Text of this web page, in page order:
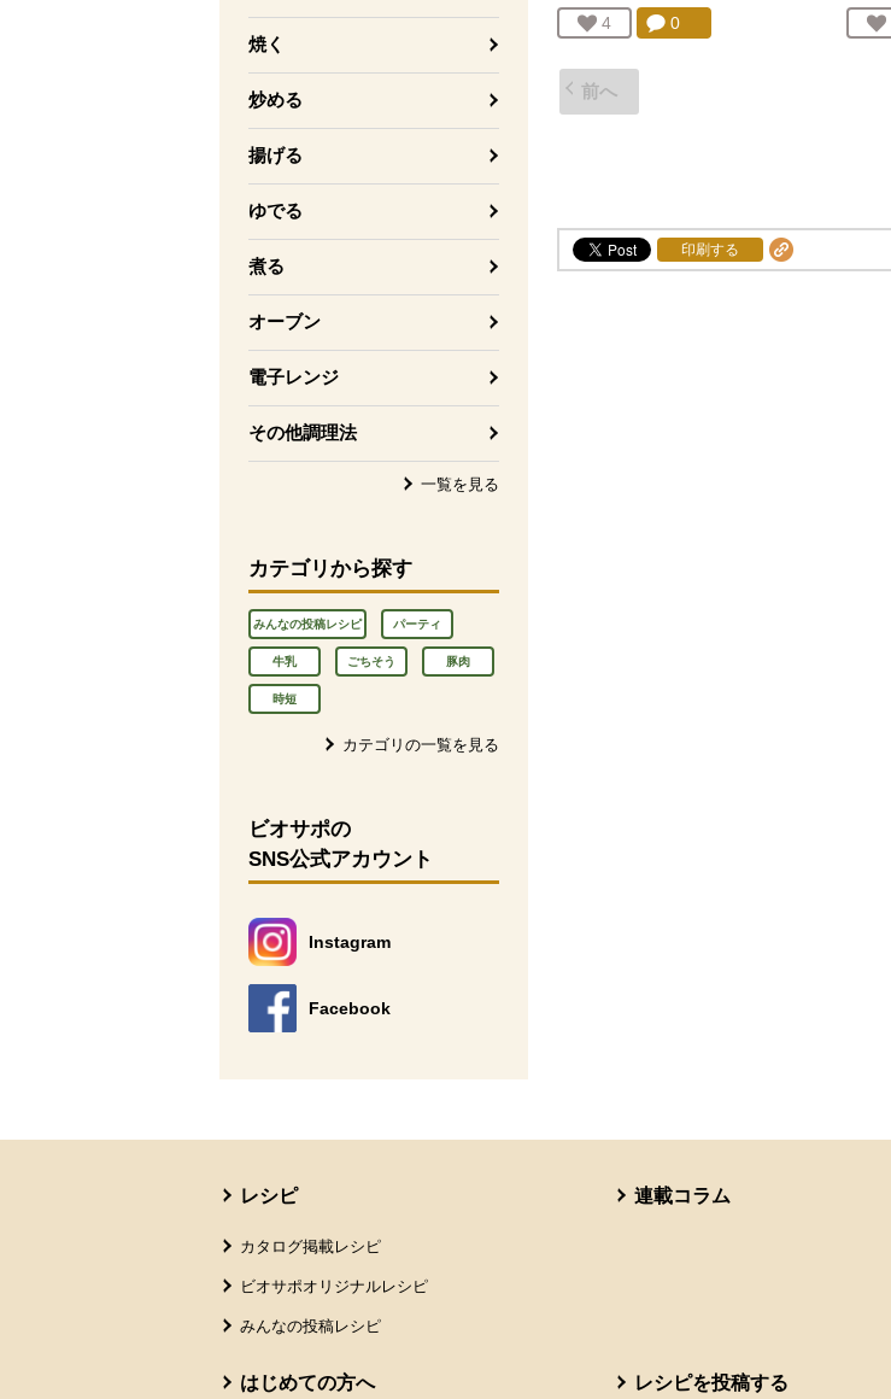
焼く
炒める
揚げる
ゆでる
煮る
オーブン
電子レンジ
その他調理法
一覧を見る
カテゴリから探す
みんなの投稿レシピ パーティ
牛乳 ごちそう 豚肉
時短
カテゴリの一覧を見る
ビオサポの
SNS公式アカウント
Instagram
別のウィンドウで開きます。
Facebook
別のウィンドウで開きます。
お気に入り登録：
4 人が登録コメント：
0
前へ
印刷する
レシピ
カタログ掲載レシピ
ビオサポオリジナルレシピ
みんなの投稿レシピ
連載コラム
はじめての方へ レシピを投稿する